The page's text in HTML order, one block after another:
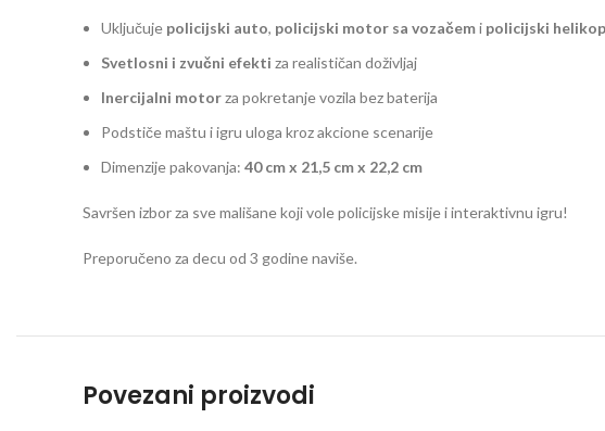
Uključuje policijski auto, policijski motor sa vozačemi policijski
Svetlosni i zvučni efekti za realističan doživljaj
Inercijalni motorza pokretanje vozila bez baterija
Podstiče maštu i igru uloga kroz akcione scenarije
Dimenzije pakovanja: 40 cm x 21,5 cm x 22,2 cm
Savršen izbor za sve mališane koji vole policijske misije i interaktivnu igru!
Preporučeno za decu od 3 godine naviše.
Povezani proizvodi